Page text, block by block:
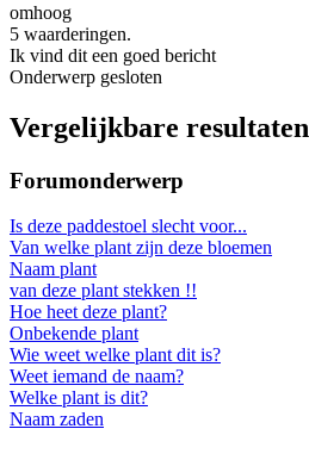
omhoog
5 waarderingen.
Ik vind dit een goed bericht
Onderwerp gesloten
Vergelijkbare resultaten
Forumonderwerp
Is deze paddestoel slecht voor...
Van welke plant zijn deze bloemen
Naam plant
van deze plant stekken !!
Hoe heet deze plant?
Onbekende plant
Wie weet welke plant dit is?
Weet iemand de naam?
Welke plant is dit?
Naam zaden